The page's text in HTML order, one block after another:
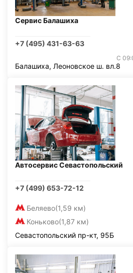
Сервис Балашиха
+7 (495) 431-63-63
С
Балашиха, Леоновское ш. вл.8
Автосервис Севастопольский
+7 (499) 653-72-12
Беляево(1,59 км)
Коньково(1,87 км)
Севастопольский пр-кт, 95Б